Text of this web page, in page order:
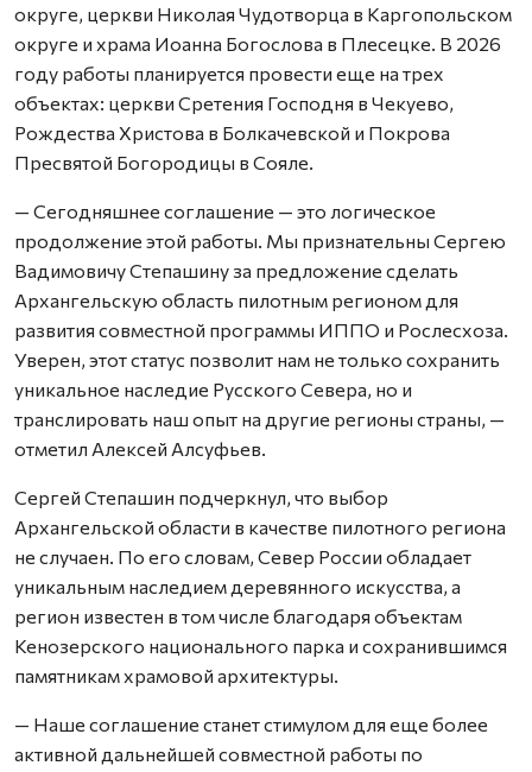
округе, церкви Николая Чудотворца в Каргопольском
округе и храма Иоанна Богослова в Плесецке. В 2026
году работы планируется провести еще на трех
объектах: церкви Сретения Господня в Чекуево,
Рождества Христова в Болкачевской и Покрова
Пресвятой Богородицы в Сояле.
— Сегодняшнее соглашение — это логическое
продолжение этой работы. Мы признательны Сергею
Вадимовичу Степашину за предложение сделать
Архангельскую область пилотным регионом для
развития совместной программы ИППО и Рослесхоза.
Уверен, этот статус позволит нам не только сохранить
уникальное наследие Русского Севера, но и
транслировать наш опыт на другие регионы страны, —
отметил Алексей Алсуфьев.
Сергей Степашин подчеркнул, что выбор
Архангельской области в качестве пилотного региона
не случаен. По его словам, Север России обладает
уникальным наследием деревянного искусства, а
регион известен в том числе благодаря объектам
Кенозерского национального парка и сохранившимся
памятникам храмовой архитектуры.
— Наше соглашение станет стимулом для еще более
активной дальнейшей совместной работы по